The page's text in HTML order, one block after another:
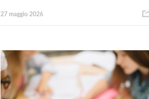
27 maggio 2026